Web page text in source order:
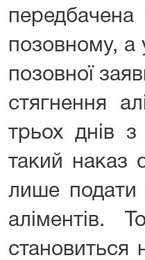
позовному, а
позовної
стягнення
трьох днів з
такий наказ
лише подати
аліментів.
становиться